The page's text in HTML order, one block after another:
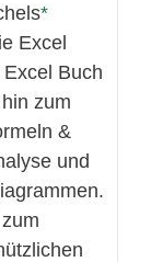
Excel
Buch
zum
&
und